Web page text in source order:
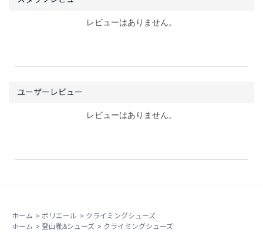
レビューはありません。
レビューはありません。
ホーム > ボリエール > クライミングシューズ
ホーム > 登山靴&シューズ > クライミングシューズ